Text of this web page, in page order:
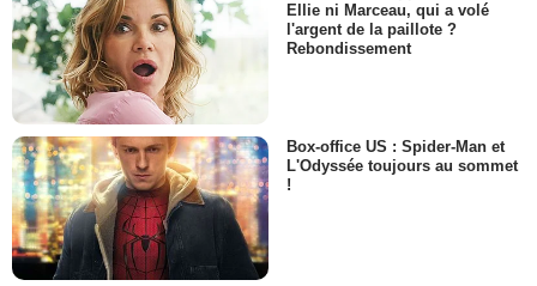
Ellie ni Marceau, qui a volé
l'argent de la paillote ?
Rebondissement
Box-office US : Spider-Man et
L'Odyssée toujours au sommet
!